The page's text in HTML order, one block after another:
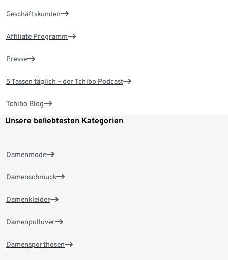
Geschäftskunden
Affiliate Programm
Presse
5 Tassen täglich – der Tchibo Podcast
Tchibo Blog
Unsere beliebtesten Kategorien
Damenmode
Damenschmuck
Damenkleider
Damenpullover
Damensporthosen